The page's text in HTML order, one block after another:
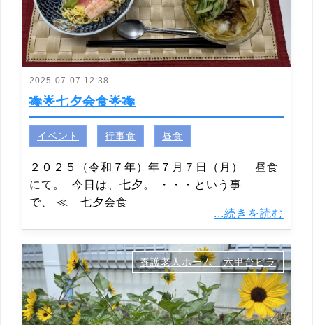
2025-07-07 12:38
🎋🌟七夕会食🌟🎋
イベント 行事食 昼食
２０２５（令和７年）年７月７日（月） 昼食
にて。 今日は、七夕。 ・・・という事
で、 ≪ 七夕会食
...続きを読む
養護老人ホーム 六甲台ビラ